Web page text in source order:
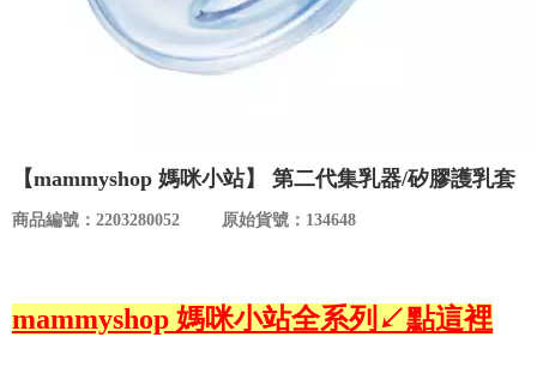
優惠活動
合作提案
【mammyshop 媽咪小站】 第二代集乳器/矽膠護乳套
商品編號：2203280052 原始貨號：134648
mammyshop 媽咪小站全系列↙點這裡